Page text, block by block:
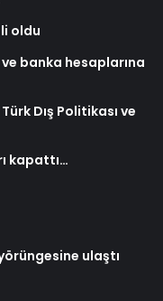
oldu
ve banka hesaplarına
Dış Politikası ve
kapattı…
ulaştı